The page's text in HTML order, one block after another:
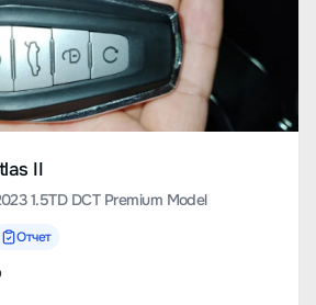
II
1.5TD DCT Premium Model
Отчет